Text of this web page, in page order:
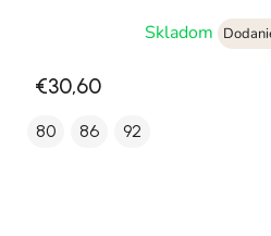
Skladom
€30,60
80 86 92